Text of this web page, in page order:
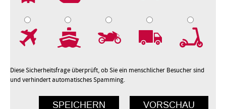
Diese Sicherheitsfrage überprüft, ob Sie ein menschlicher Besucher sind
und verhindert automatisches Spamming.